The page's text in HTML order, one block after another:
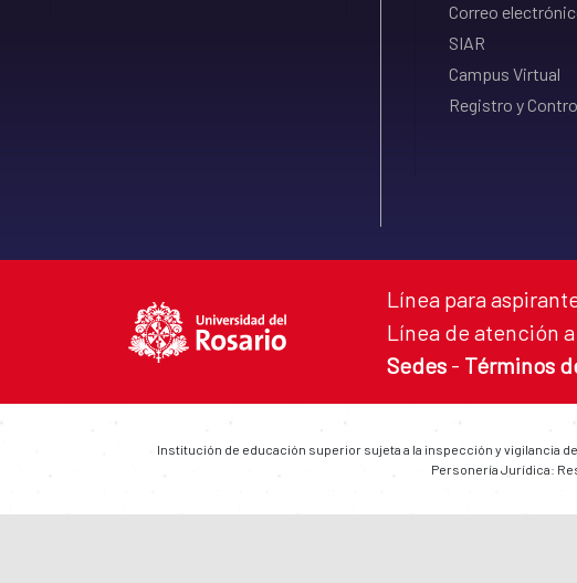
Correo
SIAR
Campus Virtual
Registro y
Línea para
Línea de atención a
Sedes - Términos
Institución de educación superior sujeta a la inspección y vigilancia
Personería Jurídica: